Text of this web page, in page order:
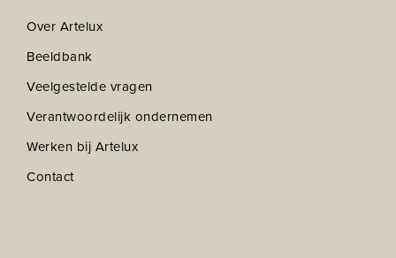
Over Artelux
Beeldbank
Veelgestelde vragen
Verantwoordelijk ondernemen
Werken bij Artelux
Contact